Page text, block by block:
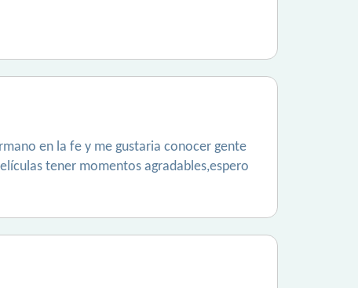
en la fe y me gustaria conocer gente
tener momentos agradables,espero